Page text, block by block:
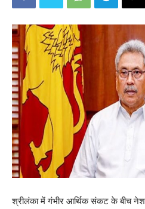
श्रीलंका में गंभीर आर्थिक संकट के बीच